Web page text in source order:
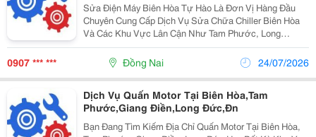
Sửa Điện Máy Biên Hòa Tự Hào Là Đơn Vị Hàng Đầu
Chuyên Cung Cấp Dịch Vụ Sửa Chữa Chiller Biên Hòa
Và Các Khu Vực Lân Cận Như Tam Phước, Long
Thành, Nhơn Trạch, Đồng Nai. Với Đội Ngũ Kỹ Thuật
Viên Giàu Kinh Nghiệm, Trang Thiết Bị Hiện Đại Và Quy
0907 *** *** Đồng Nai 24/07/2026
Dịch Vụ Quấn Motor Tại Biên Hòa,Tam
Phước,Giang Điền,Long Đức,Đn
Bạn Đang Tìm Kiếm Địa Chỉ Quấn Motor Tại Biên Hòa,